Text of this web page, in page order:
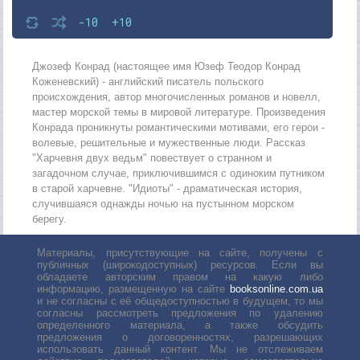
-10 +10
Джозеф Конрад (настоящее имя Юзеф Теодор Конрад
Коженевский) - английский писатель польского
происхождения, автор многочисленных романов и новелл,
мастер морской темы в мировой литературе. Произведения
Конрада проникнуты романтическими мотивами, его герои -
волевые, решительные и мужественные люди. Рассказ
"Харчевня двух ведьм" повествует о странном и
загадочном случае, приключившимся с одиноким путником
в старой харчевне. "Идиоты" - драматическая история,
случившаяся однажды ночью на пустынном морском
берегу.
Материалы, присутствующие на сайте, получены с
публичных (широкодоступных) ресурсов. Если вы
обладаете авторским правом на какую либо
информацию, размещенную на сайте booksonline.com.ua
и не согласны с её общедоступностью в будущем, то мы
согласны рассмотреть предложения по удалению
определенного материала, а также обсудить
предложения о договоренностях, разрешающих
использовать данный контент. Мы не отслеживаем